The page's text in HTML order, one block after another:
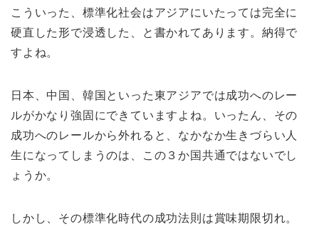
こういった、標準化社会はアジアにいたっては完全に
硬直した形で浸透した、と書かれてあります。納得で
すよね。
日本、中国、韓国といった東アジアでは成功へのレー
ルがかなり強固にできていますよね。いったん、その
成功へのレールから外れると、なかなか生きづらい人
生になってしまうのは、この３か国共通ではないでし
ょうか。
しかし、その標準化時代の成功法則は賞味期限切れ。